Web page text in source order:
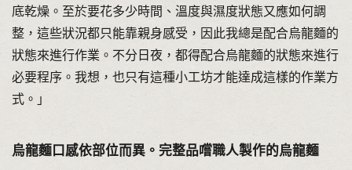
底乾燥。至於要花多少時間、溫度與濕度狀態又應如何調
整，這些狀況都只能靠親身感受，因此我總是配合烏龍麵的
狀態來進行作業。不分日夜，都得配合烏龍麵的狀態來進行
必要程序。我想，也只有這種小工坊才能達成這樣的作業方
式。」
烏龍麵口感依部位而異。完整品嚐職人製作的烏龍麵